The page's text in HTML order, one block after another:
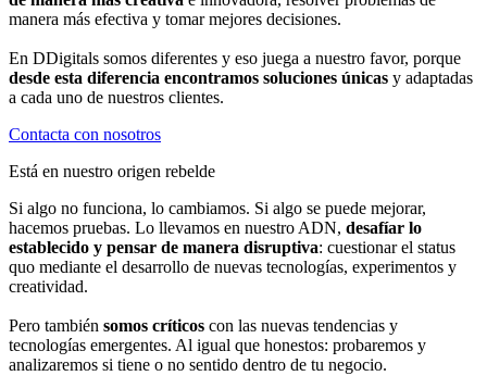
manera más efectiva y tomar mejores decisiones.
En DDigitals somos diferentes y eso juega a nuestro favor, porque
desde esta diferencia encontramos soluciones únicas y adaptadas
a cada uno de nuestros clientes.
Contacta con nosotros
Está en nuestro origen rebelde
Si algo no funciona, lo cambiamos. Si algo se puede mejorar,
hacemos pruebas. Lo llevamos en nuestro ADN, desafíar lo
establecido y pensar de manera disruptiva: cuestionar el status
quo mediante el desarrollo de nuevas tecnologías, experimentos y
creatividad.
Pero también somos críticos con las nuevas tendencias y
tecnologías emergentes. Al igual que honestos: probaremos y
analizaremos si tiene o no sentido dentro de tu negocio.